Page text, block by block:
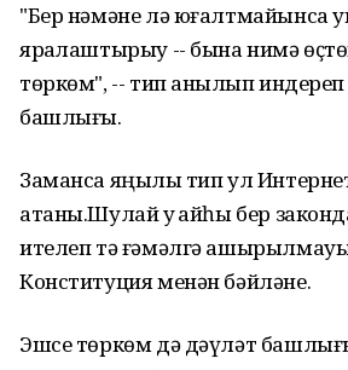
"Бер нәмәне лә юғалтмайынса
яраҡлаштырыу -- бына нимә
төркөм", -- тип аныҡлып
башлығы.
Заманса яңылыҡ тип ул
атаны.Шулай уҡ ҡайһы бер
ителеп тә ғәмәлгә
Конституция менән бәйләне.
Эшсе төркөм дә дәүләт